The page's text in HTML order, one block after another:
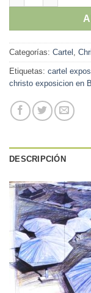
Categorías: Cartel ,
Etiquetas: cartel
christo exposicion en
DESCRIPCIÓN